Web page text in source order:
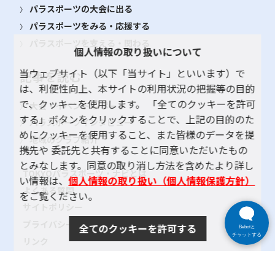
パラスポーツの大会に出る
パラスポーツをみる・応援する
記事を読む
大会・イベント レポート
パラスポーツインタビュー
地域のクラブ紹介
TOKYOパラスポーツ・ナビとは
よくある質問
プライバシーポリシー
個人情報の取り扱いについて
当ウェブサイト（以下「当サイト」といいます）で
は、利便性向上、本サイトの利用状況の把握等の目的
で、クッキーを使用します。 「全てのクッキーを許可
する」ボタンをクリックすることで、上記の目的のた
めにクッキーを使用すること、また皆様のデータを提
携先や 委託先と共有することに同意いただいたもの
とみなします。同意の取り消し方法を含めたより詳し
い情報は、個人情報の取り扱い（個人情報保護方針）
をご覧ください。
全てのクッキーを許可する
Bebotと
チャットする